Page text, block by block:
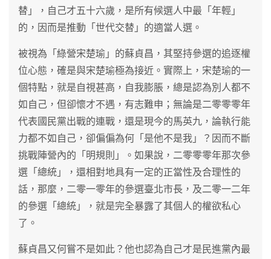
替」，自己才五十六歲，是所有候選人中最「年輕」
的，因而是推動「世代交替」的適當人選。
被視為「綠營宋楚瑜」的蘇貞昌，其堅持參選的追逐權
位心態，確是與宋楚瑜極為接近。實際上，宋楚瑜的一
個特點，就是自視甚高，自我膨脹，總是認為別人都不
如自己，但卻懷才不遇，有志難申；無論是二零零零年
代表國民黨出戰的連戰，還是現今的馬英九，論執行能
力都不如自己，卻偏偏為何「是他不是我」？因而不斷
挑戰陣營內的「明規則」。如果說，二零零零年那次參
選「總統」，還相對地具有一定的正當性及合理性的
話，那麼，二零一零年的參選臺北市長，及二零一二年
的參選「總統」，就是完全暴露了其個人的權欲私心
了。
蘇貞昌又何嘗不是如此？他也認為自己才是民進黨內最